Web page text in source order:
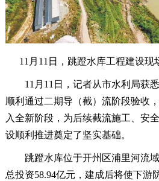
11月11日，跳蹬水库工程建设现
11月11日，记者从市水利局获
顺利通过二期导（截）流阶段验收
入全新阶段，为后续截流施工、安
设顺利推进奠定了坚实基础。
跳蹬水库位于开州区浦里河流
总投资58.94亿元，建成后将使下游